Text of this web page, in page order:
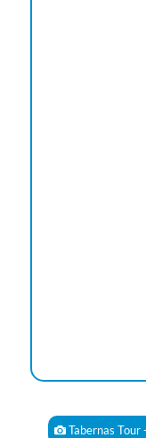
Tabernas Tour